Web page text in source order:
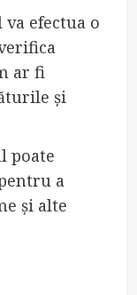
efectua o
ar fi
și
poate
a
și alte